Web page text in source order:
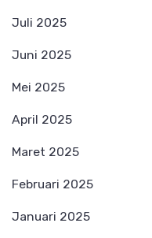
Juli 2025
Juni 2025
Mei 2025
April 2025
Maret 2025
Februari 2025
Januari 2025